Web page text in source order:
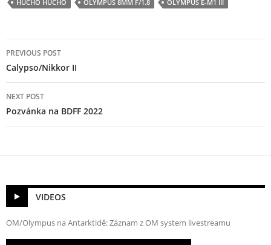
HUCHO HUCHO OLYMPUS 8MM F/1.8 OLYMPUS E-M1 III
navigation
PREVIOUS POST
Calypso/Nikkor II
NEXT POST
Pozvánka na BDFF 2022
VIDEOS
OM/Olympus na Antarktidě: Záznam z OM system livestreamu